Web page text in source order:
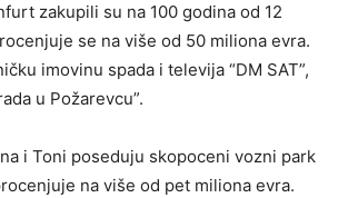
zakupili su na 100 godina od 12
se na više od 50 miliona evra.
imovinu spada i televija “DM SAT”,
u Požarevcu”.
i Toni poseduju skopoceni vozni park
na više od pet miliona evra.